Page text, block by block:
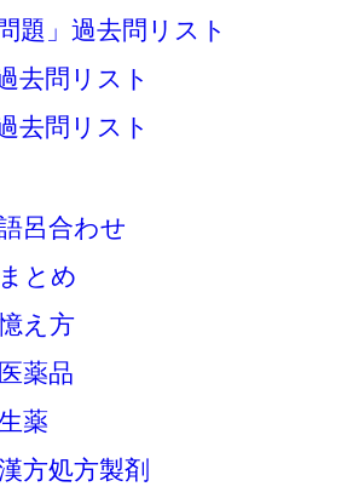
題」過去問リスト
去問リスト
去問リスト
呂合わせ
とめ
え方
薬品
薬
方処方製剤